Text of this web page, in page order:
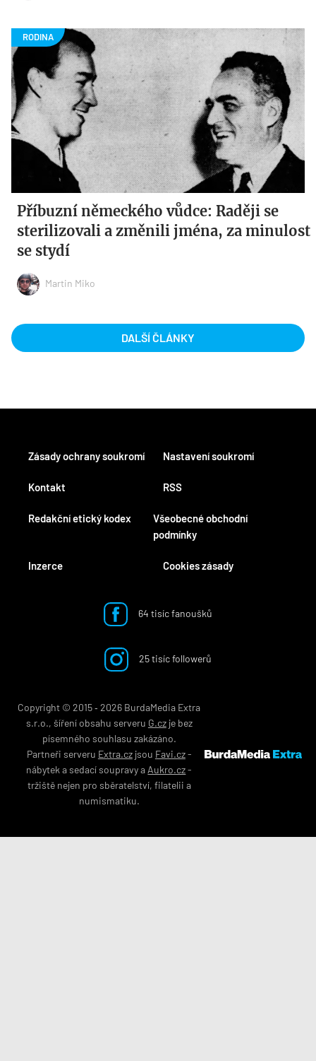
Příbuzní německého vůdce: Raději se
sterilizovali a změnili jména, za minulost
se stydí
Martin Miko
DALŠÍ ČLÁNKY
Kontakt
Redakční etický kodex
Inzerce
RSS
Všeobecné obchodní
podmínky
Cookies zásady
Zásady ochrany soukromí Nastavení soukromí
64 tisíc fanoušků
25 tisíc followerů
Copyright © 2015 ‐ 2026 BurdaMedia Extra
s.r.o., šíření obsahu serveru G.czje bez
písemného souhlasu zakázáno.
Partneři serveru Extra.czjsou Favi.cz-
nábytek a sedací soupravya Aukro.cz-
tržiště nejen pro sběratelství, filatelii a
numismatiku.